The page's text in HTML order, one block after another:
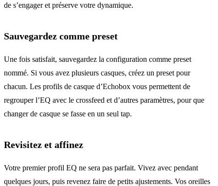
de s’engager et préserve votre dynamique.
Sauvegardez comme preset
Une fois satisfait, sauvegardez la configuration comme preset
nommé. Si vous avez plusieurs casques, créez un preset pour
chacun. Les profils de casque d’Echobox vous permettent de
regrouper l’EQ avec le crossfeed et d’autres paramètres, pour que
changer de casque se fasse en un seul tap.
Revisitez et affinez
Votre premier profil EQ ne sera pas parfait. Vivez avec pendant
quelques jours, puis revenez faire de petits ajustements. Vos oreilles